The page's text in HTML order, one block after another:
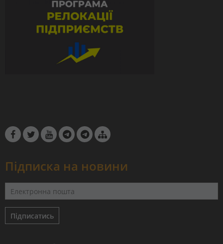
Підписка на новини
Підписатись